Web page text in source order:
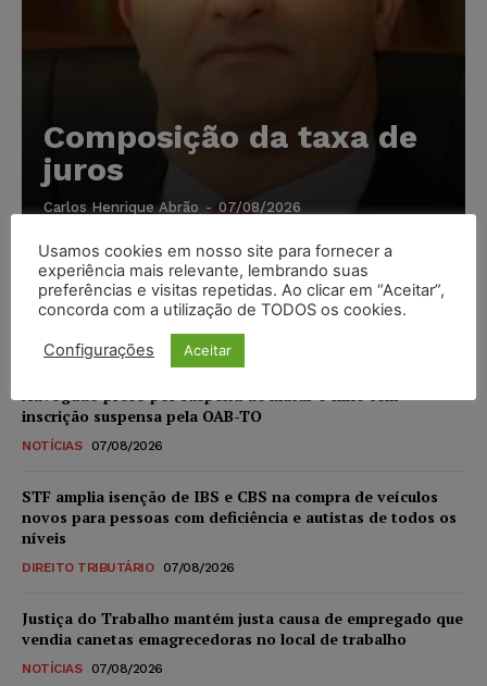
Composição da taxa de
juros
Carlos Henrique Abrão - 07/08/2026
Meta é alvo de denúncia após anúncios com conteúdo
sexual infantil gerado por IA circularem em suas
plataformas
NOTÍCIAS 07/08/2026
inscrição suspensa pela OAB-TO
NOTÍCIAS 07/08/2026
STF amplia isenção de IBS e CBS na compra de veículos
novos para pessoas com deficiência e autistas de todos os
níveis
DIREITO TRIBUTÁRIO 07/08/2026
Justiça do Trabalho mantém justa causa de empregado que
vendia canetas emagrecedoras no local de trabalho
NOTÍCIAS 07/08/2026
Usamos cookies em nosso site para fornecer a
experiência mais relevante, lembrando suas
preferências e visitas repetidas. Ao clicar em “Aceitar”,
concorda com a utilização de TODOS os cookies.
Configurações Aceitar